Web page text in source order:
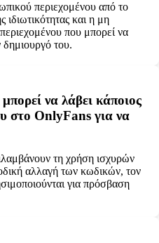
περιεχομένου από το
ιδιωτικότητας και η μη
που μπορεί να
δημιουργό του.
να λάβει κάποιος
στο OnlyFans για να
τη χρήση ισχυρών
αλλαγή των κωδικών, τον
για πρόσβαση